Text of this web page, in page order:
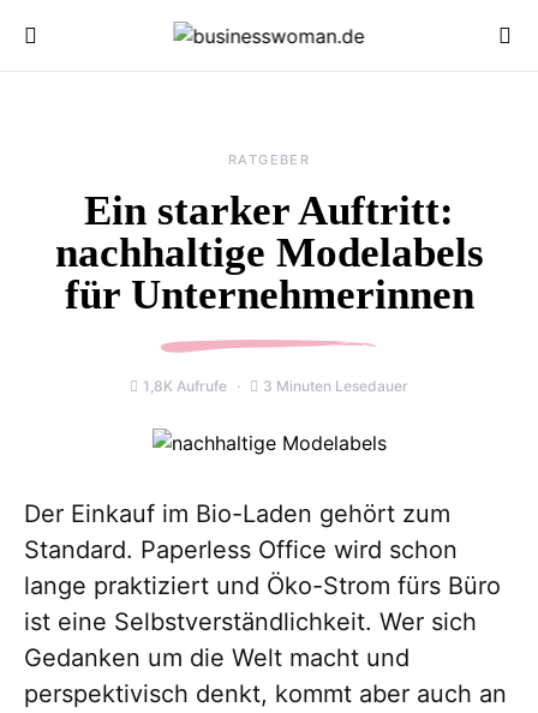
RATGEBER
Ein starker Auftritt:
nachhaltige Modelabels
für Unternehmerinnen
1,8K Aufrufe 3 Minuten Lesedauer
Der Einkauf im Bio-Laden gehört zum
Standard. Paperless Office wird schon
lange praktiziert und Öko-Strom fürs Büro
ist eine Selbstverständlichkeit. Wer sich
Gedanken um die Welt macht und
perspektivisch denkt, kommt aber auch an